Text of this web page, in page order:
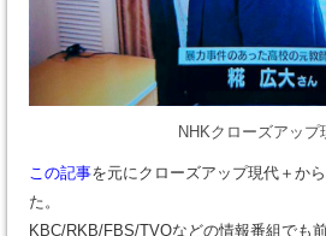
NHKクローズアップ
この記事を元にクローズアップ現代＋か
た。
KBC/RKB/FBS/TVQなどの情報番組でも